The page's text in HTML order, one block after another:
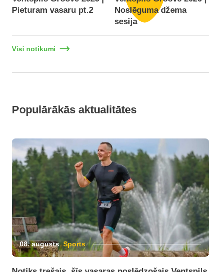
Pieturam vasaru pt.2
Noslēguma džema
sesija
Visi notikumi
Populārākās aktualitātes
08. augusts Sports